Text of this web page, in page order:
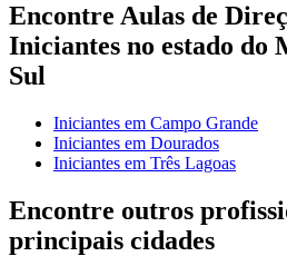
Encontre Aulas de
Iniciantes no estado do
Sul
Iniciantes em Campo Grande
Iniciantes em Dourados
Iniciantes em Três Lagoas
Encontre outros
principais cidades